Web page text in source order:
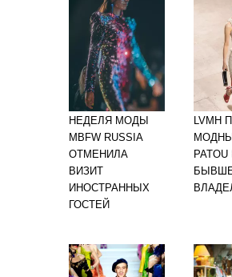
НЕДЕЛЯ МОДЫ
MBFW RUSSIA
ОТМЕНИЛА
ВИЗИТ
ИНОСТРАННЫХ
ГОСТЕЙ
LVMH